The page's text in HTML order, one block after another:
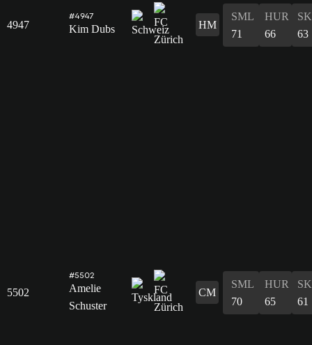
4947
#4947
Kim Dubs HM
SML
71
HUR
66
63
5502
#5502
Amelie
Schuster
CM
SML
70
HUR
65
61